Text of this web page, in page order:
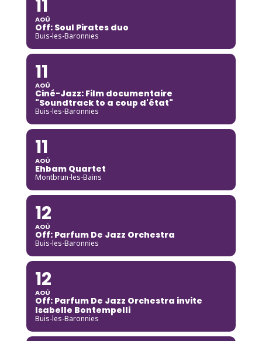
11
AOÛ
Off: Soul Pirates duo
Buis-les-Baronnies
11
AOÛ
Ciné-Jazz: Film documentaire
"Soundtrack to a coup d'état"
Buis-les-Baronnies
11
AOÛ
Ehbam Quartet
Montbrun-les-Bains
12
AOÛ
Off: Parfum De Jazz Orchestra
Buis-les-Baronnies
12
AOÛ
Off: Parfum De Jazz Orchestra invite
Isabelle Bontempelli
Buis-les-Baronnies